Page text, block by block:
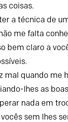
coisas.
a técnica de
me falta
bem claro a
mal quando me
lhes as
nada em
sem lhes